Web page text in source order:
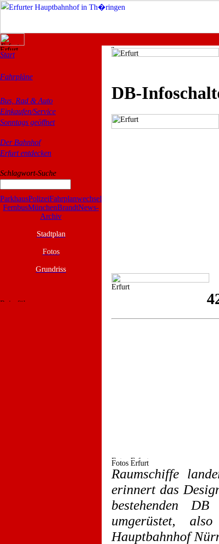
Start
Fahrpläne
Bus, Rad & Auto
Einkaufen/Service
Sonntags geöffnet
Der Bahnhof
Erfurt entdecken
Schlagwort-Suche
ParkhausPolizeiFahrplanwechsel
FernbusMünchenBrandtNews-
Archiv
Stadtplan
Fotos
Grundriss
DB-
Raumschiffe
erinnert das
bestehenden
umgerüstet,
Hauptbahnhof